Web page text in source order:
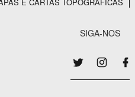
E CARTAS TOPOGRAFICAS
SIGA-NOS